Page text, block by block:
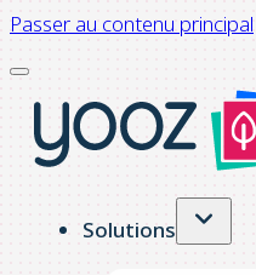
Passer au contenu principal
Solutions